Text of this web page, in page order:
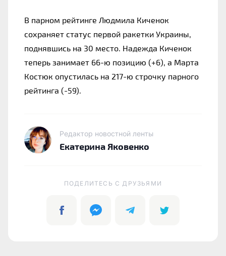
В парном рейтинге Людмила Киченок
сохраняет статус первой ракетки Украины,
поднявшись на 30 место. Надежда Киченок
теперь занимает 66-ю позицию (+6), а Марта
Костюк опустилась на 217-ю строчку парного
рейтинга (-59).
Редактор новостной ленты
Екатерина Яковенко
ПОДЕЛИТЕСЬ C ДРУЗЬЯМИ